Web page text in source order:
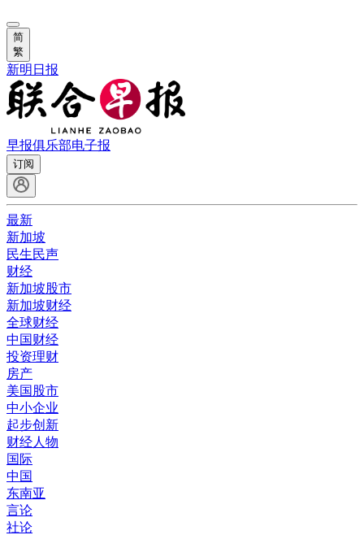
简
繁
新明日报
早报俱乐部电子报
订阅
最新
新加坡
民生民声
财经
新加坡股市
新加坡财经
全球财经
中国财经
投资理财
房产
美国股市
中小企业
起步创新
财经人物
国际
中国
东南亚
言论
社论